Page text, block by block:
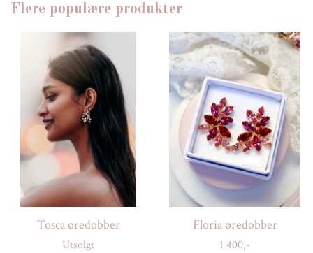
Flere populære produkter
Tosca øredobber
Utsolgt
Floria øredobber
1 400,-